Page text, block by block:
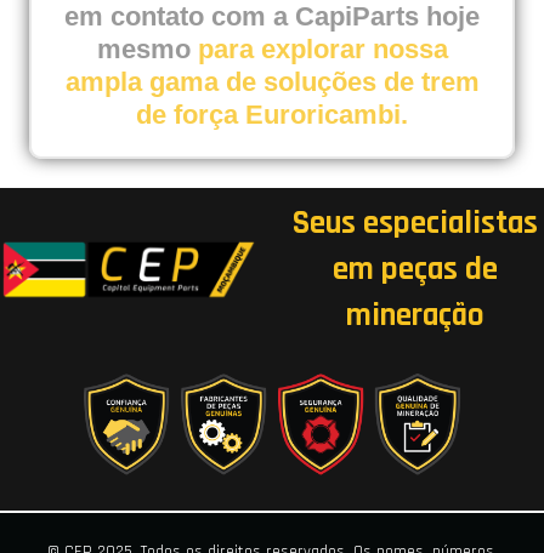
em contato com a CapiParts hoje
mesmopara explorar nossa
ampla gama de soluções de trem
de força Euroricambi.
Seus especialistas
em peças de
mineração